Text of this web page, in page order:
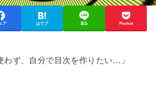
ア はてブ 送る Pocket
わず、自分で目次を作りたい…」